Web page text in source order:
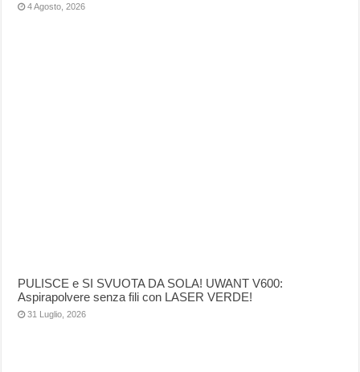
4 Agosto, 2026
PULISCE e SI SVUOTA DA SOLA! UWANT V600:
Aspirapolvere senza fili con LASER VERDE!
31 Luglio, 2026